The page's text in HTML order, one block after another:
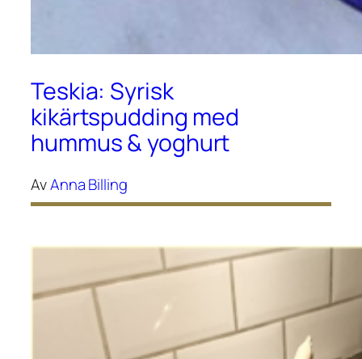
Teskia: Syrisk
kikärtspudding med
hummus & yoghurt
AvAnna Billing